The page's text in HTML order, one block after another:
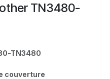
TN3480-
TN3480
couverture